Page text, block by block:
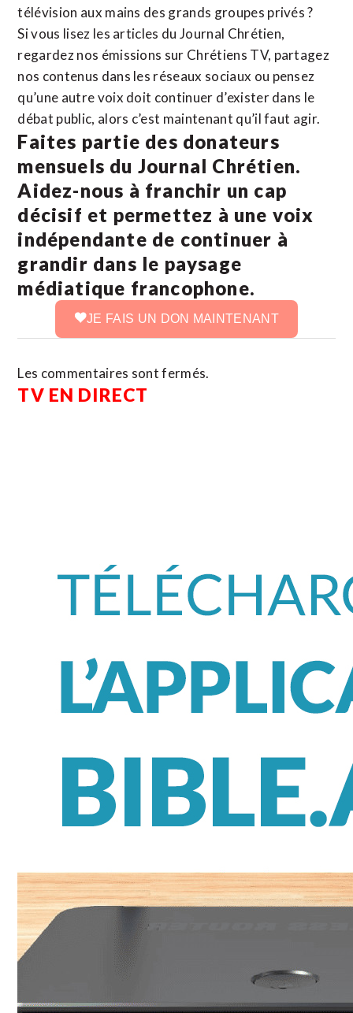
télévision aux mains des grands groupes privés ?
Si vous lisez les articles du Journal Chrétien,
regardez nos émissions sur Chrétiens TV, partagez
nos contenus dans les réseaux sociaux ou pensez
qu’une autre voix doit continuer d’exister dans le
débat public, alors c’est maintenant qu’il faut agir.
Faites partie des donateurs
mensuels du Journal Chrétien.
Aidez-nous à franchir un cap
décisif et permettez à une voix
indépendante de continuer à
grandir dans le paysage
médiatique francophone.
JE FAIS UN DON MAINTENANT
Les commentaires sont fermés.
TV EN DIRECT